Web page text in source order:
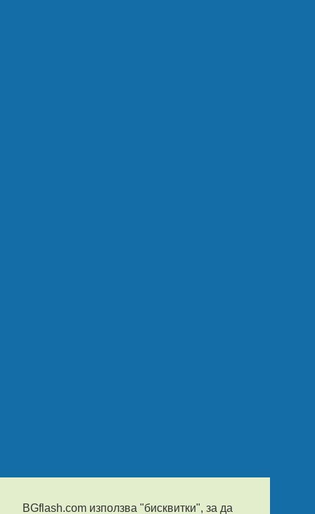
BGflash.com използва "бисквитки", за да